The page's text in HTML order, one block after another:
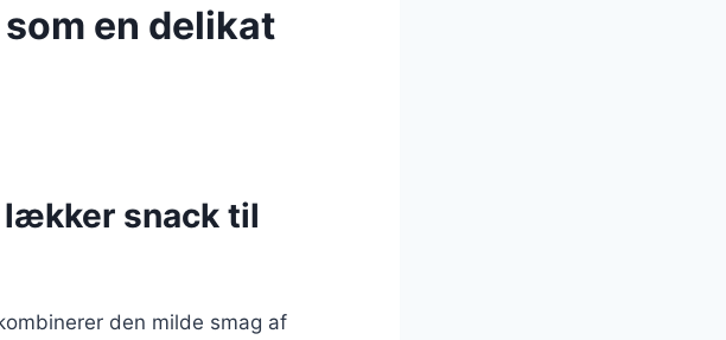
en delikat
lækker snack til
den milde smag af